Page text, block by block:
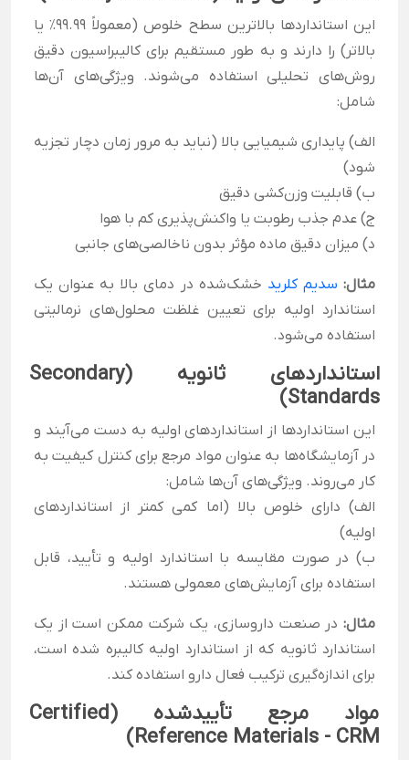
این استانداردها بالاترین سطح خلوص (معمولاً ۹۹.۹۹٪ یا
بالاتر) را دارند و به طور مستقیم برای کالیبراسیون دقیق
روش‌های تحلیلی استفاده می‌شوند. ویژگی‌های آن‌ها
شامل:
الف) پایداری شیمیایی بالا (نباید به مرور زمان دچار تجزیه
شود)
ب) قابلیت وزن‌کشی دقیق
ج) عدم جذب رطوبت یا واکنش‌پذیری کم با هوا
د) میزان دقیق ماده مؤثر بدون ناخالصی‌های جانبی
مثال: سدیم کلرید خشک‌شده در دمای بالا به عنوان یک
استاندارد اولیه برای تعیین غلظت محلول‌های نرمالیتی
استفاده می‌شود.
استانداردهای ثانویه (Secondary
Standards)
این استانداردها از استانداردهای اولیه به دست می‌آیند و
در آزمایشگاه‌ها به عنوان مواد مرجع برای کنترل کیفیت به
کار می‌روند. ویژگی‌های آن‌ها شامل:
الف) دارای خلوص بالا (اما کمی کمتر از استانداردهای
اولیه)
ب) در صورت مقایسه با استاندارد اولیه و تأیید، قابل
استفاده برای آزمایش‌های معمولی هستند.
مثال: در صنعت داروسازی، یک شرکت ممکن است از یک
استاندارد ثانویه که از استاندارد اولیه کالیبره شده است،
برای اندازه‌گیری ترکیب فعال دارو استفاده کند.
مواد مرجع تأییدشده (Certified
Reference Materials - CRM)